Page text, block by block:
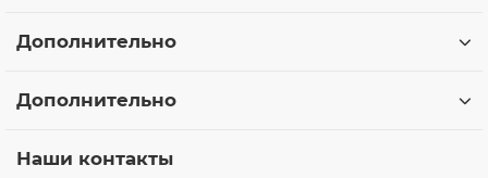
Дополнительно
Дополнительно
Наши контакты